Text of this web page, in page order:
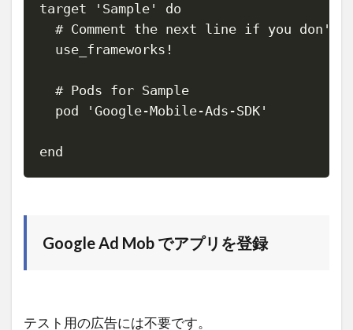
target 'Sample' do
# Comment the next line if you don't
  use_frameworks!
  # Pods for Sample
  pod 'Google-Mobile-Ads-SDK'
end
Google Ad Mob でアプリを登録
テスト用の広告には不要です。